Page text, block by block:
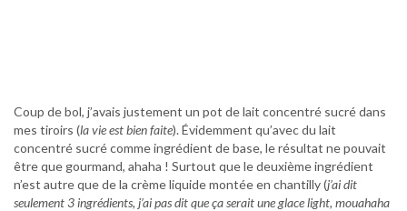
Coup de bol, j’avais justement un pot de lait concentré sucré dans
mes tiroirs (la vie est bien faite). Évidemment qu’avec du lait
concentré sucré comme ingrédient de base, le résultat ne pouvait
être que gourmand, ahaha ! Surtout que le deuxième ingrédient
n’est autre que de la crème liquide montée en chantilly (j’ai dit
seulement 3 ingrédients, j’ai pas dit que ça serait une glace light, mouahaha